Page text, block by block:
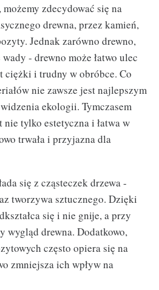
zdecydować się na
drewna, przez kamień,
Jednak zarówno drewno,
- drewno może łatwo ulec
ciężki i trudny w obróbce. Co
nie zawsze jest najlepszym
ekologii. Tymczasem
tylko estetyczna i łatwa w
trwała i przyjazna dla
się z cząsteczek drzewa -
tworzywa sztucznego. Dzięki
się i nie gnije, a przy
wygląd drewna. Dodatkowo,
często opiera się na
zmniejsza ich wpływ na